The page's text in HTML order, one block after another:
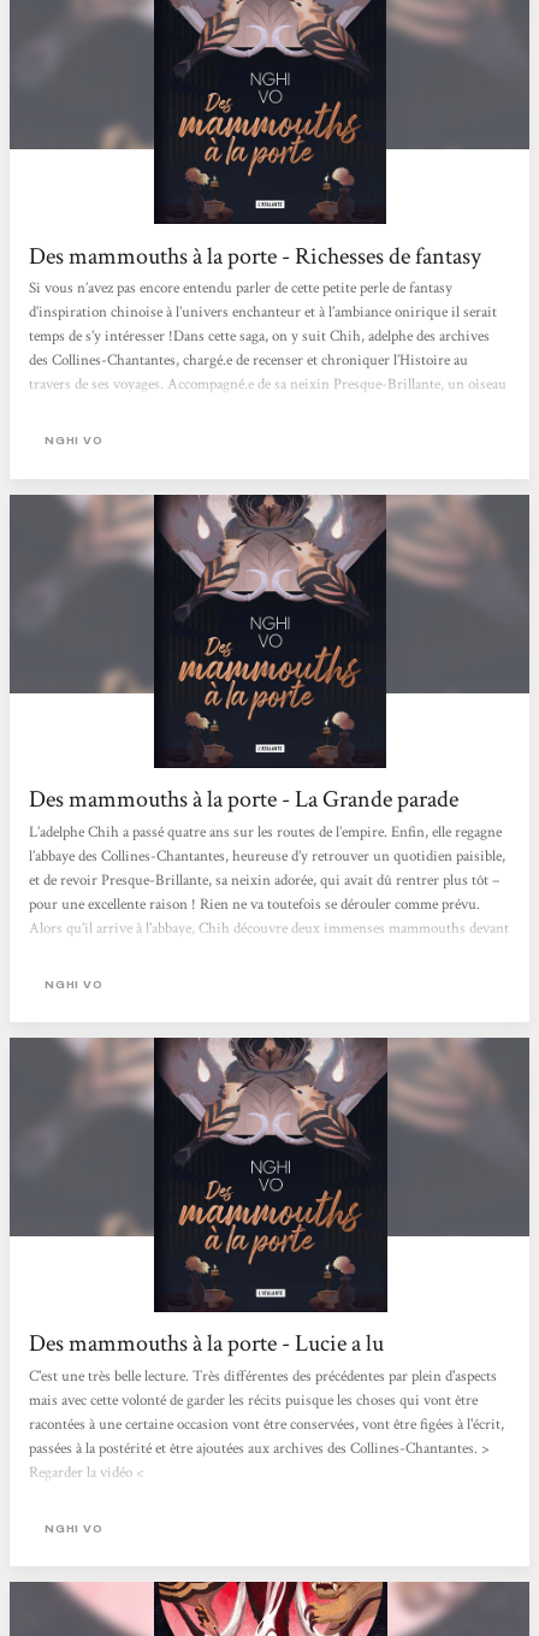
Des mammouths à la porte - Richesses de fantasy
Si vous n’avez pas encore entendu parler de cette petite perle de fantasy
d’inspiration chinoise à l’univers enchanteur et à l’ambiance onirique il serait
temps de s’y intéresser !Dans cette saga, on y suit Chih, adelphe des archives
des Collines-Chantantes, chargé.e de recenser et chroniquer l’Histoire au
travers de ses voyages. Accompagné.e de sa neixin Presque-Brillante, un oiseau
personnages dont iels écoutent les récits. Ici point de récit épique et de rythme
NGHI VO
Des mammouths à la porte - La Grande parade
L’adelphe Chih a passé quatre ans sur les routes de l’empire. Enfin, elle regagne
l’abbaye des Collines-Chantantes, heureuse d’y retrouver un quotidien paisible,
et de revoir Presque-Brillante, sa neixin adorée, qui avait dû rentrer plus tôt –
pour une excellente raison ! Rien ne va toutefois se dérouler comme prévu.
Alors qu’il arrive à l’abbaye, Chih découvre deux immenses mammouths devant
exigences de leurs maîtresses. Dans la bâtisse, l’heure est au deuil : leur guide
NGHI VO
Des mammouths à la porte - Lucie a lu
C'est une très belle lecture. Très différentes des précédentes par plein d'aspects
mais avec cette volonté de garder les récits puisque les choses qui vont être
racontées à une certaine occasion vont être conservées, vont être figées à l'écrit,
passées à la postérité et être ajoutées aux archives des Collines-Chantantes. >
Regarder la vidéo <
NGHI VO